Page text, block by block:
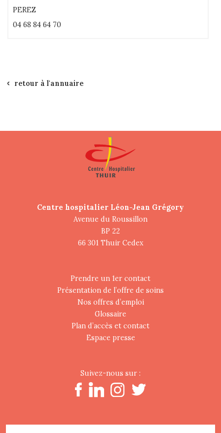
PEREZ
04 68 84 64 70
retour à l'annuaire
Centre hospitalier Léon-Jean Grégory
Avenue du Roussillon
BP 22
66 301 Thuir Cedex
Prendre un 1er contact
Présentation de l’offre de soins
Nos offres d’emploi
Glossaire
Plan d’accès et contact
Espace presse
Suivez-nous sur :